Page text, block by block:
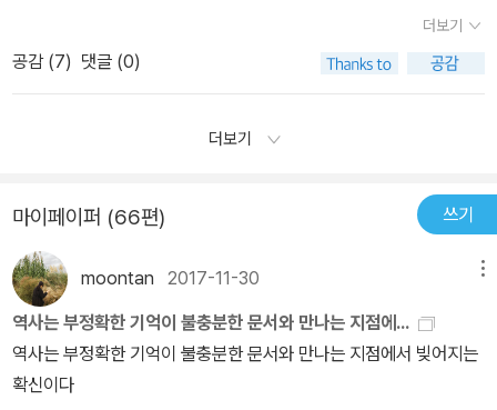
에이드리언에게 보낸 편지는 LETTER 이 아니라 LITTER 가 된 셈
이다. 님이라는 얼굴에 점 하나를 찍으면 막장 드라마 << 前애인
의 유혹 >> 이 시작된다. 그 편지는 봉인을 해제하는 순간 읽은 이에
을 엮는 솜씨가 탁월하다. 사소한 듯 지나친 문장은 결국 의미심장한
의미가 되어 돌아온다. 작가는 토니'라는 인물을 내세워 조작된 기억
과 망각'을 통해 ' 역사는 부정확한 기억이 불충분한 문서와 만나는 지
점에서 빚어지는 확신 (34쪽) ' 이라고 고발하면서 ' 젊은 시절에는
자신의 미래를 꾸며내고, 나이가 들면 다른 사람의 과거를 꾸며내는
것(141쪽) ' 이라고 말한다. 그렇기에 꼰대가 흔히 말하는 ' 왕년에 ~
결국 모호성의 포용이다. 즉 그렇게 앤서니 혼자만의 기억에 의지해
보아도 과거의 진실을 알기란 불가능하니 결국 우리 인간은 이 모호
성을 삶이 간직한 하나의 본질로써 받아들일 수 밖에 없다는 것이다.
다. 우리가 이야기를 나누고 논쟁을 했을 때, 그에겐 사고를 정연히
정리하는 것이 마치 태어난 이유인 것처럼, (...) 자연스럽게 여겨졌
다.(P. 152) 에이드리언은 자신의 삶을 책임졌고 그것을 지휘했으며
온전히 포착했다. 그리고 놓아주었다. 우리-살아남은 우리-중에 그와
같은 경지에 이르렀다고 할 수 있는 자가 과연 몇이나 될까. 우리는 살
면서 좌충우돌하고 대책없이 삶과 맞닥뜨리면서 서서히 기억의 창고
가 침몰했다. 수많은 단원고 교사와 학생들이 숨졌다.정부는 사고의
심각성을 깨닫지 못한 것인지,어떻게 해야할지 모르는 것인지 헛발질
을 거듭했다.청와대는 '재난상황 콘트롤타워가 아니다'라고 했다.대통
지 와서 선장을 살인자로 지목했다.'잘못되면 이분들이 물러나야'한다
다.해수부는 눈치를 보느라 구조에 모든 것을 쏟지 못했다.해경은 눈
앞에 보이는 승객들만 소극적으로 구조했다.선장과 선원들 역시 그들
과 함께 먼저 탈출했다.대부분의 승객들은 선실 안에서 한없이 기다
렸다.안에서 대기하라는 안내 방송이 거듭 나왔기 때문이다.선장이
그러한 지시를 내렸고 누군가 그대로 전달했다.선장은 배의 문제를
뒤늦게서야 관제소에 신고했다.청해진해운은 선장에게 퇴선 명령을
했다. 화자 '나' 토니 웹스터가 베로니카란 귀여운 이름의 학생과 연애
를 하고, 베로니카 역시 그가 좋은 듯 멀지않은 시골의 저택에 나를 초
빠), 별짓을 다 하지만, 천생 암컷이라 줄듯 말듯 사람의 애간장을 태
계를 허용하는데, 어 이거봐라? 완전 프로였던 거다. 그때부터 세월
은 흘러흘러 어느덧 나 토니 웹스터한테 베로니카의 어머니가 죽었으
며 유산으로 500 파운드와 일기를 남긴다는 편지를 받으면서 재미난
책 <예감은....>의 본격적인 전개부를 시작한다. 이 책이 한 시절 무지
유명했던 모양이다. 독자 서평이 무려 200개에 육박한다. 그정도로
재미난 책이니 한 번 읽어보시는 것도 좋을 듯. 미리 말씀드리노니, 걸
작, 명작의 반열에 오를 책은 아니다. 아울러 반스의 대표작으로 언급
독자를 배
제한 상태에서 소설의 서사에만 주목한다면, 충격적 진실은 세가지
정도로 정리될 수 있을 것이다. 첫 번째는 신뢰할 수 없는 화자(두 통
의 편지로 드러난), 두 번째, 수재였지만 결국 그 또래 남자애들이 그
니의 그것과 그리 다르지 않으리라는 예감), 세 번째는 에이드리언의
아들 에이드리언의 엄마가 누구인지. 그 중 세 번째 진실 때문에 책을
다시 읽으려고 한다면 이는 이 소설을 미스터리로 간주했다는 의미
다. 서사 내에서의 결론(ending)에 방점을 찍은 경우다.
와 엮어 생각하면 이 소설을 보는 관점이 많이 달라진다. 피에르 바야
르의 『누가 로저 애크로이드를 죽였는가』처럼. ‘진범은 따로 있다.’ 라
는 독자만의 ‘망상적 독서’를 한다면 이 소설은 완전히 다른 느낌으로
더보기
공감 (7) 댓글 (0)
더보기
마이페이퍼 (66편) 쓰기
moontan 2017-11-30
역사는 부정확한 기억이 불충분한 문서와 만나는 지점에...
역사는 부정확한 기억이 불충분한 문서와 만나는 지점에서 빚어지는
확신이다